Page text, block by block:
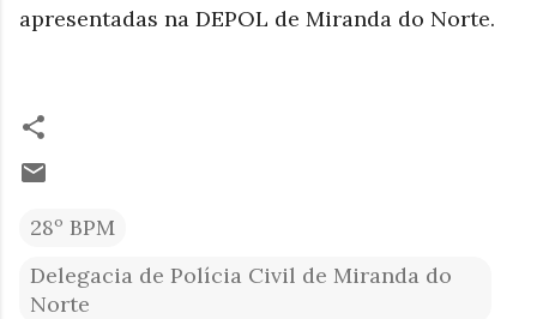
apresentadas na DEPOL de Miranda do Norte.
28º BPM
Delegacia de Polícia Civil de Miranda do
Norte